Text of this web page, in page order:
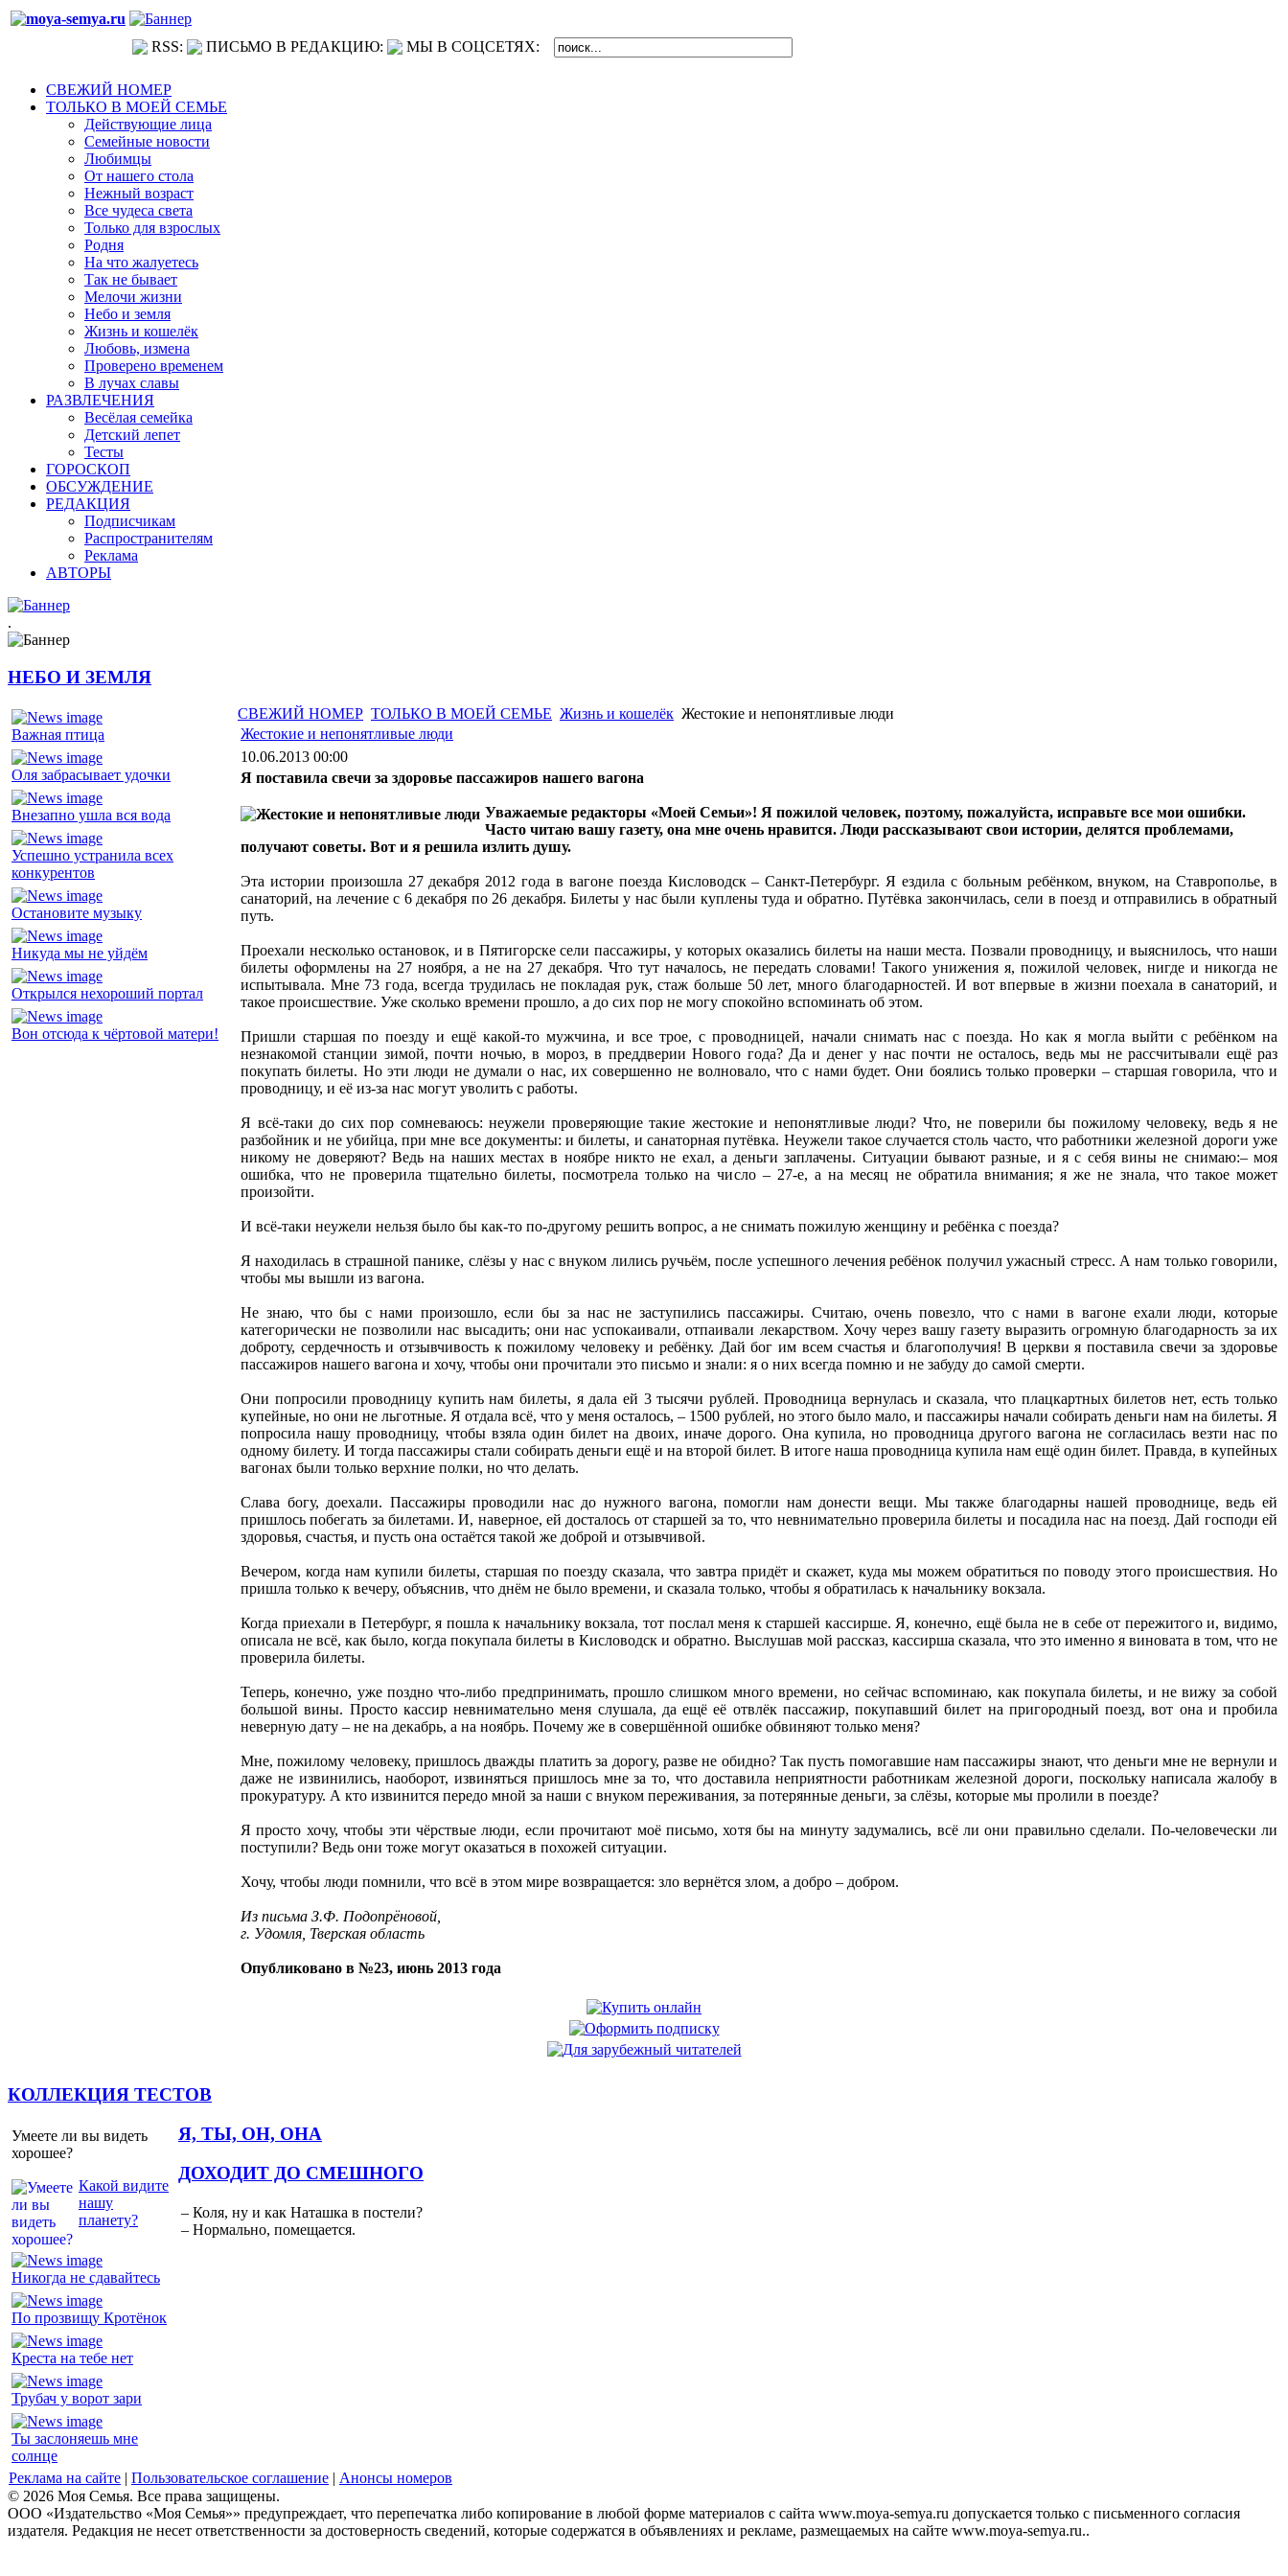
RSS: ПИСЬМО В РЕДАКЦИЮ: МЫ В СОЦСЕТЯХ:
СВЕЖИЙ НОМЕР
ТОЛЬКО В МОЕЙ СЕМЬЕ
Действующие лица
Семейные новости
Любимцы
От нашего стола
Нежный возраст
Все чудеса света
Только для взрослых
Родня
На что жалуетесь
Так не бывает
Мелочи жизни
Небо и земля
Жизнь и кошелёк
Любовь, измена
Проверено временем
В лучах славы
РАЗВЛЕЧЕНИЯ
Весёлая семейка
Детский лепет
Тесты
ГОРОСКОП
ОБСУЖДЕНИЕ
РЕДАКЦИЯ
Подписчикам
Распространителям
Реклама
АВТОРЫ
.
НЕБО И ЗЕМЛЯ
Важная птица
Оля забрасывает удочки
Внезапно ушла вся вода
Успешно устранила всех
конкурентов
Остановите музыку
Никуда мы не уйдём
Открылся нехороший портал
Вон отсюда к чёртовой матери!
СВЕЖИЙ НОМЕР ТОЛЬКО В МОЕЙ СЕМЬЕ Жизнь и кошелёк Жестокие и непонятливые люди
Жестокие и непонятливые люди
10.06.2013 00:00
Я поставила свечи за здоровье пассажиров нашего вагона
Уважаемые редакторы «Моей Семьи»! Я пожилой человек, поэтому, пожалуйста, исправьте все мои ошибки.
Часто читаю вашу газету, она мне очень нравится. Люди рассказывают свои истории, делятся проблемами,
получают советы. Вот и я решила излить душу.
Эта истории произошла 27 декабря 2012 года в вагоне поезда Кисловодск – Санкт-Петербург. Я ездила с больным ребёнком, внуком, на Ставрополье, в
санаторий, на лечение с 6 декабря по 26 декабря. Билеты у нас были куплены туда и обратно. Путёвка закончилась, сели в поезд и отправились в обратный
путь.
Проехали несколько остановок, и в Пятигорске сели пассажиры, у которых оказались билеты на наши места. Позвали проводницу, и выяснилось, что наши
билеты оформлены на 27 ноября, а не на 27 декабря. Что тут началось, не передать словами! Такого унижения я, пожилой человек, нигде и никогда не
испытывала. Мне 73 года, всегда трудилась не покладая рук, стаж больше 50 лет, много благодарностей. И вот впервые в жизни поехала в санаторий, и
такое происшествие. Уже сколько времени прошло, а до сих пор не могу спокойно вспоминать об этом.
Пришли старшая по поезду и ещё какой-то мужчина, и все трое, с проводницей, начали снимать нас с поезда. Но как я могла выйти с ребёнком на
незнакомой станции зимой, почти ночью, в мороз, в преддверии Нового года? Да и денег у нас почти не осталось, ведь мы не рассчитывали ещё раз
покупать билеты. Но эти люди не думали о нас, их совершенно не волновало, что с нами будет. Они боялись только проверки – старшая говорила, что и
проводницу, и её из-за нас могут уволить с работы.
Я всё-таки до сих пор сомневаюсь: неужели проверяющие такие жестокие и непонятливые люди? Что, не поверили бы пожилому человеку, ведь я не
разбойник и не убийца, при мне все документы: и билеты, и санаторная путёвка. Неужели такое случается столь часто, что работники железной дороги уже
никому не доверяют? Ведь на наших местах в ноябре никто не ехал, а деньги заплачены. Ситуации бывают разные, и я с себя вины не снимаю:– моя
ошибка, что не проверила тщательно билеты, посмотрела только на число – 27-е, а на месяц не обратила внимания; я же не знала, что такое может
произойти.
И всё-таки неужели нельзя было бы как-то по-другому решить вопрос, а не снимать пожилую женщину и ребёнка с поезда?
Я находилась в страшной панике, слёзы у нас с внуком лились ручьём, после успешного лечения ребёнок получил ужасный стресс. А нам только говорили,
чтобы мы вышли из вагона.
Не знаю, что бы с нами произошло, если бы за нас не заступились пассажиры. Считаю, очень повезло, что с нами в вагоне ехали люди, которые
категорически не позволили нас высадить; они нас успокаивали, отпаивали лекарством. Хочу через вашу газету выразить огромную благодарность за их
доброту, сердечность и отзывчивость к пожилому человеку и ребёнку. Дай бог им всем счастья и благополучия! В церкви я поставила свечи за здоровье
пассажиров нашего вагона и хочу, чтобы они прочитали это письмо и знали: я о них всегда помню и не забуду до самой смерти.
Они попросили проводницу купить нам билеты, я дала ей 3 тысячи рублей. Проводница вернулась и сказала, что плацкартных билетов нет, есть только
купейные, но они не льготные. Я отдала всё, что у меня осталось, – 1500 рублей, но этого было мало, и пассажиры начали собирать деньги нам на билеты. Я
попросила нашу проводницу, чтобы взяла один билет на двоих, иначе дорого. Она купила, но проводница другого вагона не согласилась везти нас по
одному билету. И тогда пассажиры стали собирать деньги ещё и на второй билет. В итоге наша проводница купила нам ещё один билет. Правда, в купейных
вагонах были только верхние полки, но что делать.
Слава богу, доехали. Пассажиры проводили нас до нужного вагона, помогли нам донести вещи. Мы также благодарны нашей проводнице, ведь ей
пришлось побегать за билетами. И, наверное, ей досталось от старшей за то, что невнимательно проверила билеты и посадила нас на поезд. Дай господи ей
здоровья, счастья, и пусть она остаётся такой же доброй и отзывчивой.
Вечером, когда нам купили билеты, старшая по поезду сказала, что завтра придёт и скажет, куда мы можем обратиться по поводу этого происшествия. Но
пришла только к вечеру, объяснив, что днём не было времени, и сказала только, чтобы я обратилась к начальнику вокзала.
Когда приехали в Петербург, я пошла к начальнику вокзала, тот послал меня к старшей кассирше. Я, конечно, ещё была не в себе от пережитого и, видимо,
описала не всё, как было, когда покупала билеты в Кисловодск и обратно. Выслушав мой рассказ, кассирша сказала, что это именно я виновата в том, что не
проверила билеты.
Теперь, конечно, уже поздно что-либо предпринимать, прошло слишком много времени, но сейчас вспоминаю, как покупала билеты, и не вижу за собой
большой вины. Просто кассир невнимательно меня слушала, да ещё её отвлёк пассажир, покупавший билет на пригородный поезд, вот она и пробила
неверную дату – не на декабрь, а на ноябрь. Почему же в совершённой ошибке обвиняют только меня?
Мне, пожилому человеку, пришлось дважды платить за дорогу, разве не обидно? Так пусть помогавшие нам пассажиры знают, что деньги мне не вернули и
даже не извинились, наоборот, извиняться пришлось мне за то, что доставила неприятности работникам железной дороги, поскольку написала жалобу в
прокуратуру. А кто извинится передо мной за наши с внуком переживания, за потерянные деньги, за слёзы, которые мы пролили в поезде?
Я просто хочу, чтобы эти чёрствые люди, если прочитают моё письмо, хотя бы на минуту задумались, всё ли они правильно сделали. По-человечески ли
поступили? Ведь они тоже могут оказаться в похожей ситуации.
Хочу, чтобы люди помнили, что всё в этом мире возвращается: зло вернётся злом, а добро – добром.
Из письма З.Ф. Подопрёновой,
г. Удомля, Тверская область
Опубликовано в №23, июнь 2013 года
КОЛЛЕКЦИЯ ТЕСТОВ
Умеете ли вы видеть
хорошее?
Какой видите
нашу
планету?
Я, ТЫ, ОН, ОНА
Никогда не сдавайтесь
По прозвищу Кротёнок
Креста на тебе нет
Трубач у ворот зари
Ты заслоняешь мне
солнце
ДОХОДИТ ДО СМЕШНОГО
– Коля, ну и как Наташка в постели?
– Нормально, помещается.
Реклама на сайте | Пользовательское соглашение | Анонсы номеров
© 2026 Моя Семья. Все права защищены.
ООО «Издательство «Моя Семья»» предупреждает, что перепечатка либо копирование в любой форме материалов с сайта www.moya-semya.ru допускается только с письменного согласия
издателя. Редакция не несет ответственности за достоверность сведений, которые содержатся в объявлениях и рекламе, размещаемых на сайте www.moya-semya.ru..